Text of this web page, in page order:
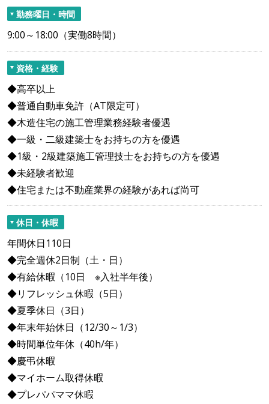
勤務曜日・時間
9:00～18:00（実働8時間）
資格・経験
◆高卒以上
◆普通自動車免許（AT限定可）
◆木造住宅の施工管理業務経験者優遇
◆一級・二級建築士をお持ちの方を優遇
◆1級・2級建築施工管理技士をお持ちの方を優遇
◆未経験者歓迎
◆住宅または不動産業界の経験があれば尚可
休日・休暇
年間休日110日
◆完全週休2日制（土・日）
◆有給休暇（10日 ※入社半年後）
◆リフレッシュ休暇（5日）
◆夏季休日（3日）
◆年末年始休日（12/30～1/3）
◆時間単位年休（40h/年）
◆慶弔休暇
◆マイホーム取得休暇
◆プレパパママ休暇